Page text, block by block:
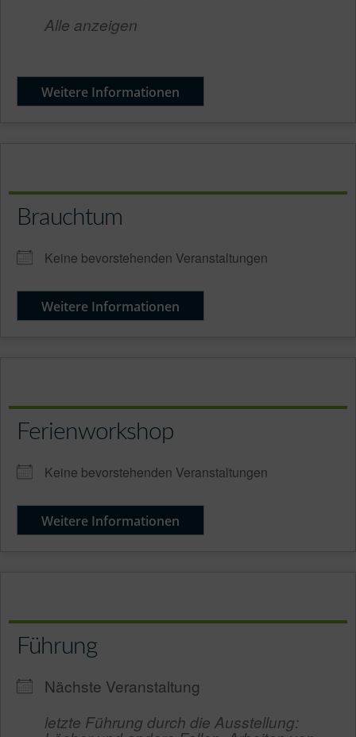
Alle anzeigen
Weitere Informationen
Brauchtum
Keine bevorstehenden Veranstaltungen
Weitere Informationen
Ferienworkshop
Keine bevorstehenden Veranstaltungen
Weitere Informationen
Führung
Nächste Veranstaltung
letzte Führung durch die Ausstellung: